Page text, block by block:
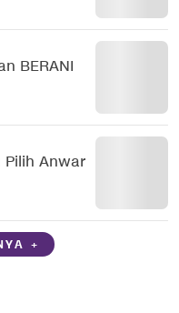
BERANI
Pilih Anwar
+